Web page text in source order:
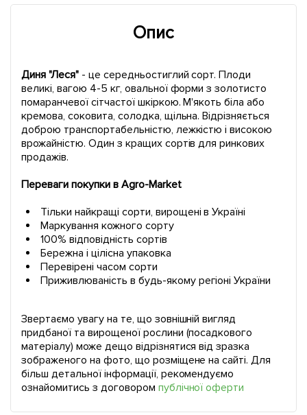
Опис
Диня "Леся" - це середньостиглий сорт. Плоди
великі, вагою 4-5 кг, овальної форми з золотисто
помаранчевої сітчастої шкіркою. М'якоть біла або
кремова, соковита, солодка, щільна. Відрізняється
доброю транспортабельністю, лежкістю і високою
врожайністю. Один з кращих сортів для ринкових
продажів.
Переваги покупки в Agro-Market
Тільки найкращі сорти, вирощені в Україні
Маркування кожного сорту
100% відповідність сортів
Бережна і цілісна упаковка
Перевірені часом сорти
Приживлюваність в будь-якому регіоні України
Звертаємо увагу на те, що зовнішній вигляд
придбаної та вирощеної рослини (посадкового
матеріалу) може дещо відрізнятися від зразка
зображеного на фото, що розміщене на сайті. Для
більш детальної інформації, рекомендуємо
ознайомитись з договором публічної оферти